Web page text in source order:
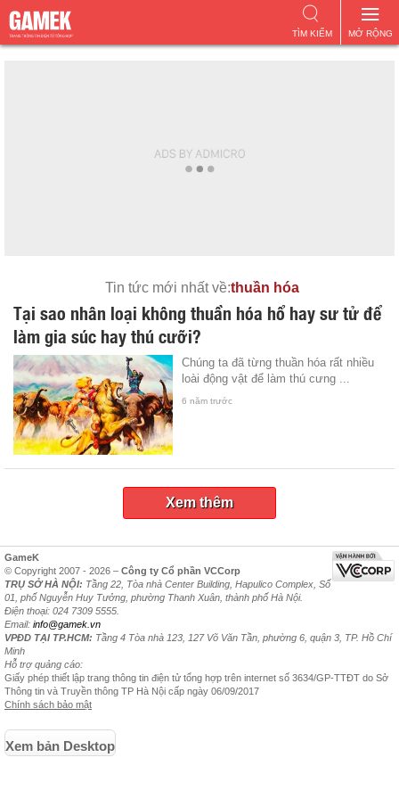
MỞ RỘNG
TÌM KIẾM
Tin tức mới nhất về:thuần hóa
Tại sao nhân loại không thuần hóa hổ hay sư tử để
làm gia súc hay thú cưỡi?
Chúng ta đã từng thuần hóa rất nhiều
loài động vật để làm thú cưng ...
6 năm trước
Xem thêm
GameK
© Copyright 2007 - 2026 – Công ty Cổ phần VCCorp
TRỤ SỞ HÀ NỘI: Tầng 22, Tòa nhà Center Building, Hapulico Complex, Số
01, phố Nguyễn Huy Tưởng, phường Thanh Xuân, thành phố Hà Nội.
Điện thoại: 024 7309 5555.
Email: info@gamek.vn
VPĐD TẠI TP.HCM: Tầng 4 Tòa nhà 123, 127 Võ Văn Tần, phường 6, quận 3, TP. Hồ Chí
Minh
Hỗ trợ quảng cáo:
Giấy phép thiết lập trang thông tin điện tử tổng hợp trên internet số 3634/GP-TTĐT do Sở
Thông tin và Truyền thông TP Hà Nội cấp ngày 06/09/2017
Chính sách bảo mật
Xem bản Desktop